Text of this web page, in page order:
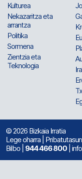
Kulturea
Nekazaritza eta
arrantza
Politika
Sormena
Zientzia eta
Teknologia
© 2026 Bizkaia Irratia
Lege oharra
Bilbo | 944 466 800 |